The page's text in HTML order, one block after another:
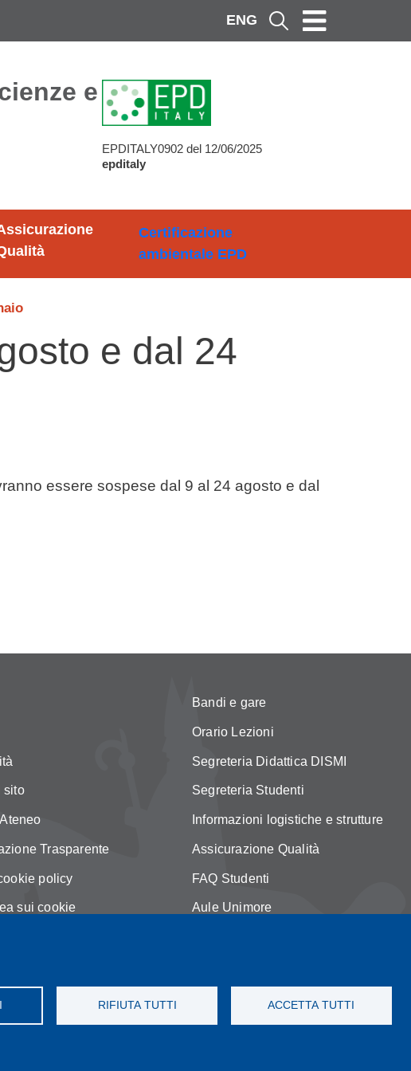
ENG Cerca
e Metodi
EPDITALY0902 del 12/06/2025
epditaly
Certificazione
ambientale EPD
e dal 24
essere sospese dal 9 al 24 agosto e dal
RIFIUTA TUTTI ACCETTA TUTTI
sito
Trasparente
policy
sui cookie
Bandi e gare
Orario Lezioni
Segreteria Didattica DISMI
Segreteria Studenti
Informazioni logistiche e strutture
Assicurazione Qualità
FAQ Studenti
Aule Unimore